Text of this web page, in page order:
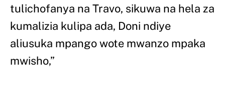
tulichofanya na Travo, sikuwa na hela za
kumalizia kulipa ada, Doni ndiye
aliusuka mpango wote mwanzo mpaka
mwisho,”